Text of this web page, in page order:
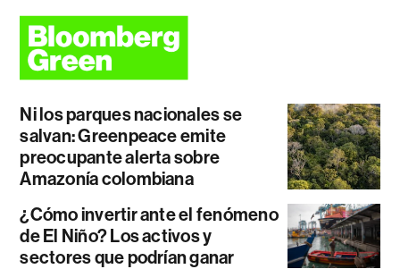
Ni los parques nacionales se
salvan: Greenpeace emite
preocupante alerta sobre
Amazonía colombiana
¿Cómo invertir ante el fenómeno
de El Niño? Los activos y
sectores que podrían ganar